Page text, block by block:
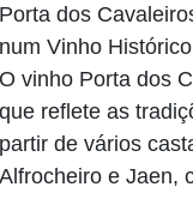
Porta dos
num Vinho Histórico
O vinho Porta dos
que reflete as
partir de vários
Alfrocheiro e Jaen,